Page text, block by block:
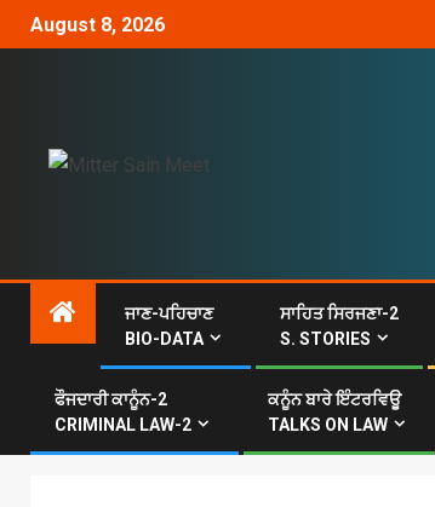
August 8, 2026
ਜਾਣ-ਪਹਿਚਾਣ
BIO-DATA
ਸਾਹਿਤ ਸਿਰਜਣਾ-2
S. STORIES
ਫੌਜਦਾਰੀ ਕਾਨੂੰਨ-2
CRIMINAL LAW-2
ਕਨੂੰਨ ਬਾਰੇ ਇੰਟਰਵਿਊ
TALKS ON LAW